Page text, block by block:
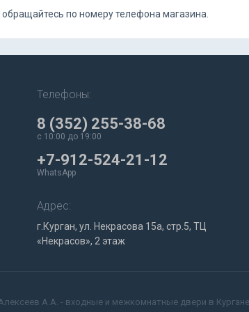
по номеру телефона магазина.
Телефоны:
8 (352) 255-38-68
c 10:00 до 19:00
+7-912-524-21-12
WhatsApp
Адрес:
г.Курган, ул. Некрасова 15а, стр.5, ТЦ
«Некрасов», 2 этаж
А.А. - входные и межкомнатные двери в Кургане